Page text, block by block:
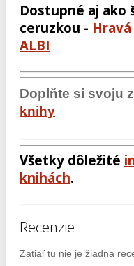
Dostupné aj ako
ceruzkou -
ALBI
Doplňte si svoju
knihy
Všetky dôležité
knihách.
Recenzie
Zatiaľ tu nie je žiadna